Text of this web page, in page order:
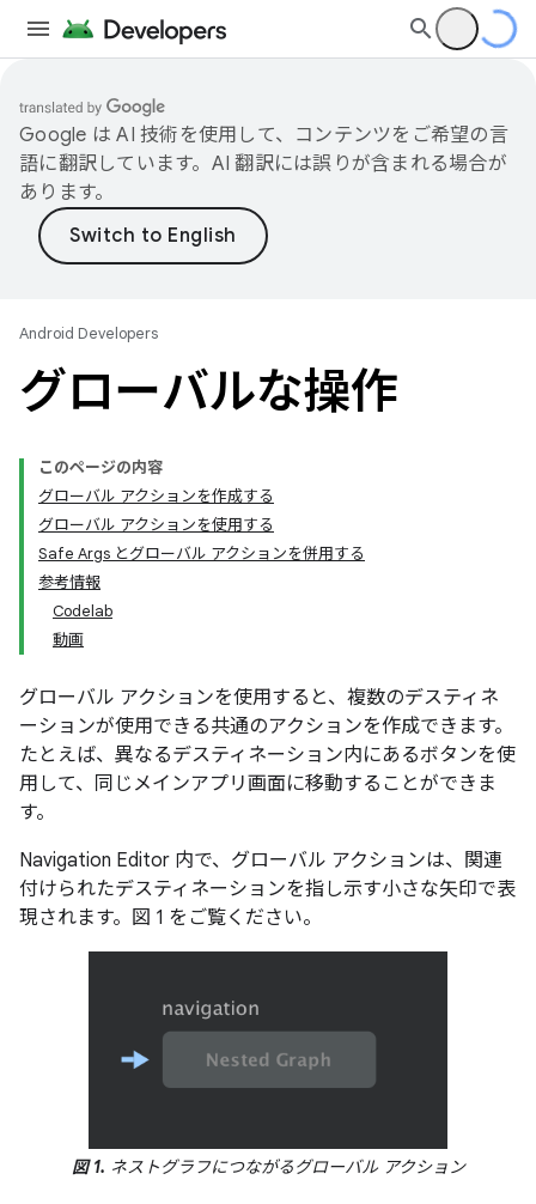
Google は AI 技術を使用して、コンテンツをご希望の言
語に翻訳しています。AI 翻訳には誤りが含まれる場合が
あります。
Android Developers
グローバルな操作
このページの内容
グローバル アクションを作成する
グローバル アクションを使用する
Safe Args とグローバル アクションを併用する
参考情報
Codelab
動画
グローバル アクションを使用すると、複数のデスティネ
ーションが使用できる共通のアクションを作成できます。
たとえば、異なるデスティネーション内にあるボタンを使
用して、同じメインアプリ画面に移動することができま
す。
Navigation Editor 内で、グローバル アクションは、関連
付けられたデスティネーションを指し示す小さな矢印で表
現されます。図 1 をご覧ください。
図 1. ネストグラフにつながるグローバル アクション